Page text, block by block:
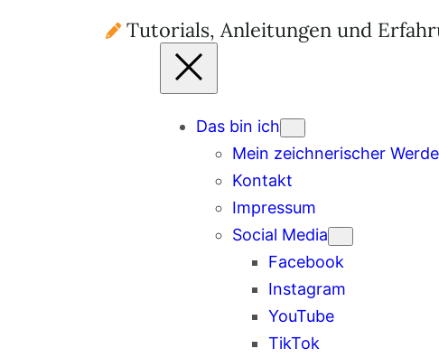
Tutorials, Anleitungen und
Das bin ich
Mein zeichnerischer
Kontakt
Impressum
Social Media
Facebook
Instagram
YouTube
TikTok